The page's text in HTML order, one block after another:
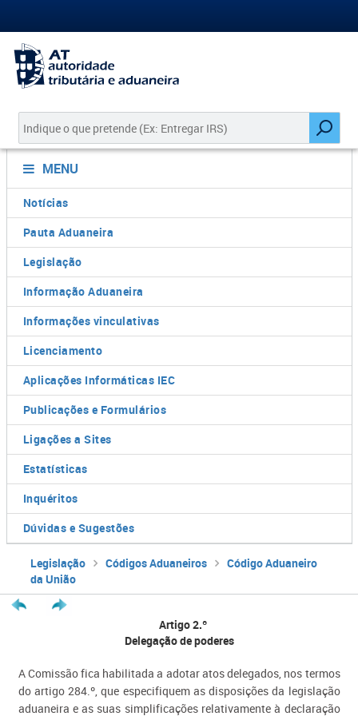
MENU
Notícias
Pauta Aduaneira
Legislação
Informação Aduaneira
Informações vinculativas
Licenciamento
Aplicações Informáticas IEC
Publicações e Formulários
Ligações a Sites
Estatísticas
Inquéritos
Dúvidas e Sugestões
Legislação Códigos Aduaneiros
Código Aduaneiro
da União
Artigo 2.º
Delegação de poderes
A Comissão fica habilitada a adotar atos delegados, nos termos
do artigo 284.º, que especifiquem as disposições da legislação
aduaneira e as suas simplificações relativamente à declaração